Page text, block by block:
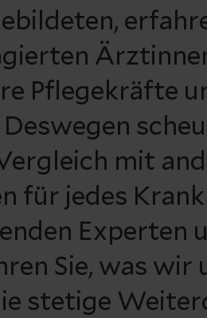
Pflegekräfte
Deswegen
mit
für jedes
Experten
Sie, was
stetige